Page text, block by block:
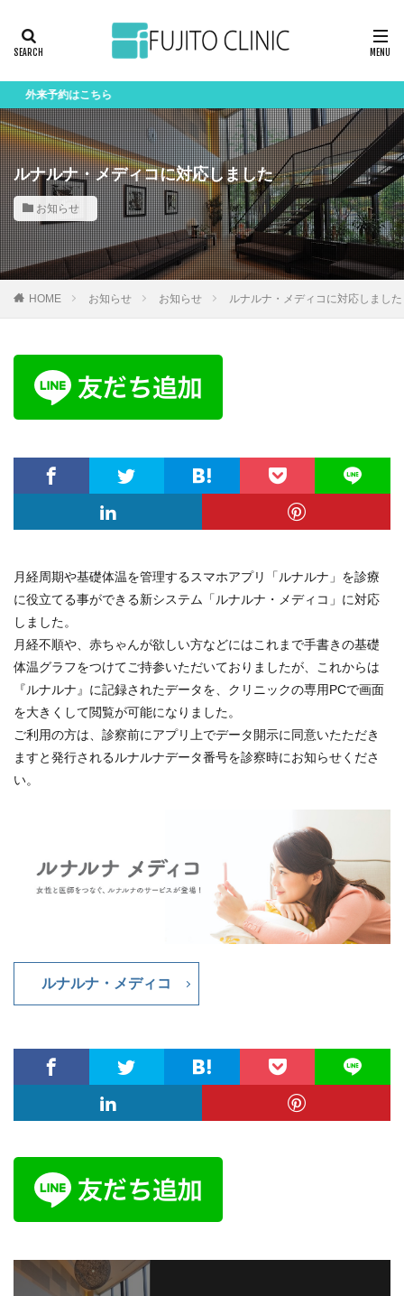
来予約はこちら
ルナルナ・メディコに対応しました
お知らせ
HOME お知らせ お知らせ ルナルナ・メディコに対応しました
月経周期や基礎体温を管理するスマホアプリ「ルナルナ」を診療
に役立てる事ができる新システム「ルナルナ・メディコ」に対応
しました。
月経不順や、赤ちゃんが欲しい方などにはこれまで手書きの基礎
体温グラフをつけてご持参いただいておりましたが、これからは
『ルナルナ』に記録されたデータを、クリニックの専用PCで画面
を大きくして閲覧が可能になりました。
ご利用の方は、診察前にアプリ上でデータ開示に同意いたただき
ますと発行されるルナルナデータ番号を診察時にお知らせくださ
い。
ルナルナ・メディコ